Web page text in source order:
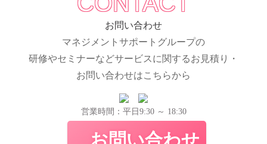
お問い合わせ
マネジメントサポートグループの
研修やセミナーなどサービスに関するお見積り・
お問い合わせはこちらから
営業時間：平日9:30 ～ 18:30
お問い合わせ